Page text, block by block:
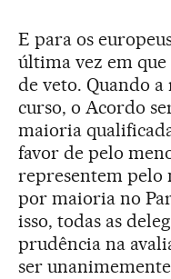
E para os
última vez em
de veto. Quando
curso, o Acordo
maioria
favor de pelo
representem pelo
por maioria no
isso, todas as
prudência na
ser